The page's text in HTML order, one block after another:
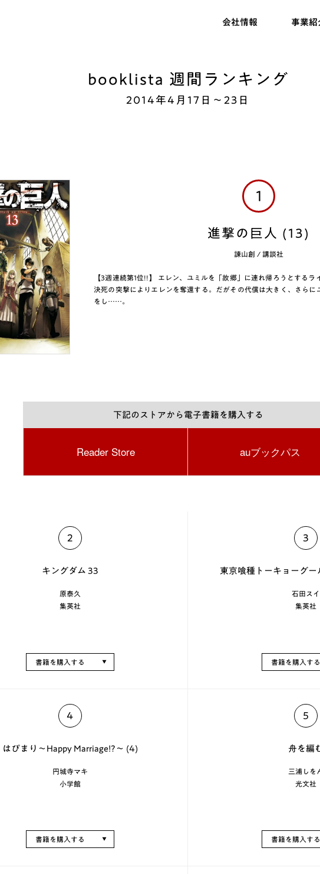
会社情報 事業紹
booklista 週間ランキング
2014年4月17日～23日
1
進撃の巨人 (13)
諫山創 / 講談社
【3週連続第1位!!】 エレン、ユミルを「故郷」に連れ帰ろうとする
決死の突撃によりエレンを奪還する。だがその代償は大きく、さらに
をし……。
下記のストアから電子書籍を購入する
Reader Store auブックパス
2
キングダム 33
原泰久
集英社
書籍を購入する
3
東京喰種トーキョーグー
石田スイ
集英社
書籍を購入する
4
はぴまり～Happy Marriage!?～ (4)
円城寺マキ
小学館
書籍を購入する
5
舟を編
三浦しを
光文社
書籍を購入する